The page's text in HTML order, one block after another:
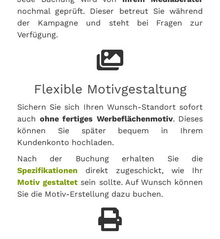
nochmal geprüft. Dieser betreut Sie während
der Kampagne und steht bei Fragen zur
Verfügung.
Flexible Motivgestaltung
Sichern Sie sich Ihren Wunsch-Standort sofort
auch ohne fertiges Werbeflächenmotiv. Dieses
können Sie später bequem in Ihrem
Kundenkonto hochladen.
Nach der Buchung erhalten Sie die
Spezifikationen direkt zugeschickt, wie Ihr
Motiv gestaltet sein sollte. Auf Wunsch können
Sie die Motiv-Erstellung dazu buchen.